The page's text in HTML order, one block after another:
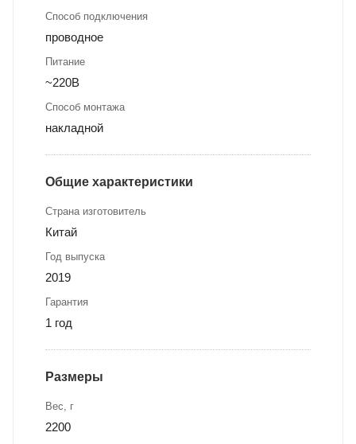
Способ подключения
проводное
Питание
~220В
Способ монтажа
накладной
Общие характеристики
Страна изготовитель
Китай
Год выпуска
2019
Гарантия
1 год
Размеры
Вес, г
2200